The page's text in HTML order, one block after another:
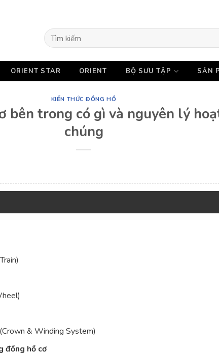
Tìm
kiếm:
ORIENT STAR ORIENT BỘ SƯU TẬP SẢN
KIẾN THỨC ĐỒNG HỒ
bên trong có gì và nguyên lý
chúng
& Winding System)
đồng hồ cơ